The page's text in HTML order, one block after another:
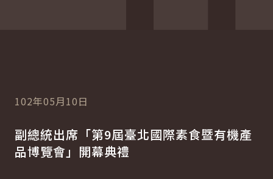
102年05月10日
副總統出席「第9屆臺北國際素食暨有機產
品博覽會」開幕典禮